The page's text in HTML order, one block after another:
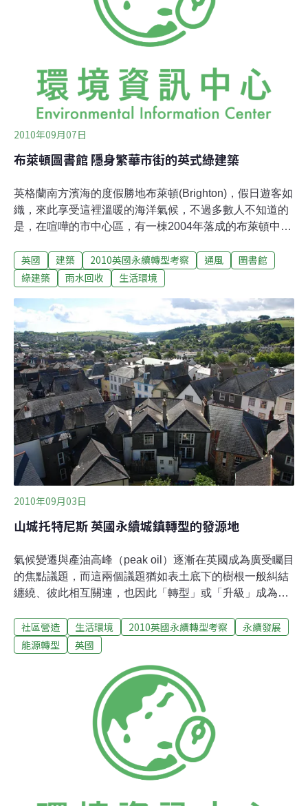
所帶來的負面影響。吉恩葛蘭德指出，1956年石油地質學
家Hubert曾預測美國石油生產將於1970年代到達高峰，接
著將會由於地下儲油量縮減而呈現指數下降，不幸地，這
測上，有幾項徵兆也顯現出這些趨勢，首先是長達數年全
球石油生產沒有跟
2010年09月07日
布萊頓圖書館 隱身繁華市街的英式綠建築
英格蘭南方濱海的度假勝地布萊頓(Brighton)，假日遊客如
織，來此享受這裡溫暖的海洋氣候，不過多數人不知道的
是，在喧嘩的市中心區，有一棟2004年落成的布萊頓中央
多座建築大獎，吸引不少人前來取經考察。透過此地台灣
留學生、Sussex大學國際關係博士生房思宏連絡接洽，記
尼爾‧墨芬(Neil Murfin)的接待，一一為我們解說藏身於建
物設計中的綠想法。布萊頓圖書館又稱朱比利圖書館
(Jubilee Library)，就位於布萊頓市中心區的朱比利街，座
北朝南，以兩層挑高的閱覽大廳為主構造，一進入館內，
最令人印象深刻的是，在兩層主閱覽廳內完全不須人工照
明，在陽光充足的日子裡，來自牆面與天花板的天然採
光，就能提供足夠的照明。比利圖書館的南向立面採用大
面玻璃帷幕，讓儘可能多的陽光導入室內，並且室內有
英國 建築 2010英國永續轉型考察 通風
圖書館
綠建築
雨水回收 生活環境
2010年09月03日
山城托特尼斯 英國永續城鎮轉型的發源地
氣候變遷與產油高峰（peak oil）逐漸在英國成為廣受矚目
的焦點議題，而這兩個議題猶如表土底下的樹根一般糾結
纏繞、彼此相互關連，也因此「轉型」或「升級」成為政
的問題。記者此行參訪英國，是要深入了解轉型城鎮
（transition town）這個日漸盛大的草根運動，它成立的宗
變遷所帶來的生活劇變，例如：日漸高漲的物價與油價、
食物短缺、能源危機等等，提早做好相關的準備。這項運
動是由羅勃‧霍普金斯（Rob Hopkins）所發起，他是一名
大學講師，專長為樸門永續農藝（permaculture）、自然
建築等。在起初之時，轉型城鎮只是霍普金斯領導學生所
從事城鎮韌性（resilence，意旨城鎮本身面對外界壓力而
能自給自足的能力）的研究工作之一，而後則進一步與霍
社區營造 生活環境 2010英國永續轉型考察
永續發展
能源轉型
英國